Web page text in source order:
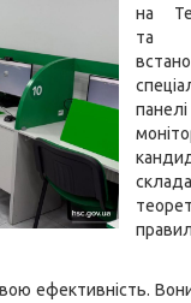
на
та
ефективність.